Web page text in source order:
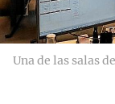
Una de las salas